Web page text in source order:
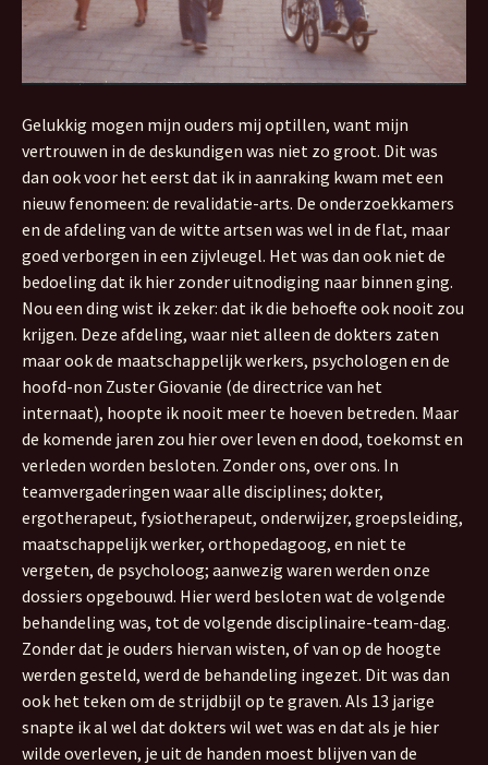
Gelukkig mogen mijn ouders mij optillen, want mijn
vertrouwen in de deskundigen was niet zo groot. Dit was
dan ook voor het eerst dat ik in aanraking kwam met een
nieuw fenomeen: de revalidatie-arts. De onderzoekkamers
en de afdeling van de witte artsen was wel in de flat, maar
goed verborgen in een zijvleugel. Het was dan ook niet de
bedoeling dat ik hier zonder uitnodiging naar binnen ging.
Nou een ding wist ik zeker: dat ik die behoefte ook nooit zou
krijgen. Deze afdeling, waar niet alleen de dokters zaten
maar ook de maatschappelijk werkers, psychologen en de
hoofd-non Zuster Giovanie (de directrice van het
internaat), hoopte ik nooit meer te hoeven betreden. Maar
de komende jaren zou hier over leven en dood, toekomst en
verleden worden besloten. Zonder ons, over ons. In
teamvergaderingen waar alle disciplines; dokter,
ergotherapeut, fysiotherapeut, onderwijzer, groepsleiding,
maatschappelijk werker, orthopedagoog, en niet te
vergeten, de psycholoog; aanwezig waren werden onze
dossiers opgebouwd. Hier werd besloten wat de volgende
behandeling was, tot de volgende disciplinaire-team-dag.
Zonder dat je ouders hiervan wisten, of van op de hoogte
werden gesteld, werd de behandeling ingezet. Dit was dan
ook het teken om de strijdbijl op te graven. Als 13 jarige
snapte ik al wel dat dokters wil wet was en dat als je hier
wilde overleven, je uit de handen moest blijven van de